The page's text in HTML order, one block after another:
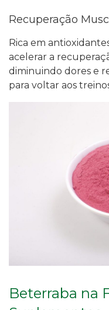
Recuperação
Rica em
acelerar a
diminuindo dores e
para voltar aos
Beterraba na